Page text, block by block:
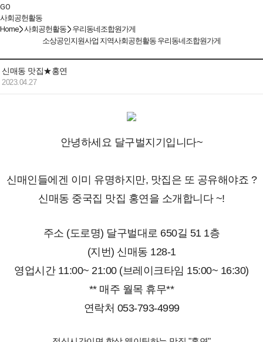
GO
사회공헌활동
Home
사회공헌활동
우리동네조합원가게
소상공인지원사업 지역사회공헌활동 우리동네조합원가게
신매동 맛집★홍연
2023.04.27
안녕하세요 달구벌지기입니다~
신매인들에겐 이미 유명하지만, 맛집은 또 공유해야죠 ?
신매동 중국집 맛집 홍연을 소개합니다 ~!
주소 (도로명) 달구벌대로 650길 51 1층
(지번) 신매동 128-1
영업시간 11:00~ 21:00 (브레이크타임 15:00~ 16:30)
** 매주 월목 휴무**
연락처 053-793-4999